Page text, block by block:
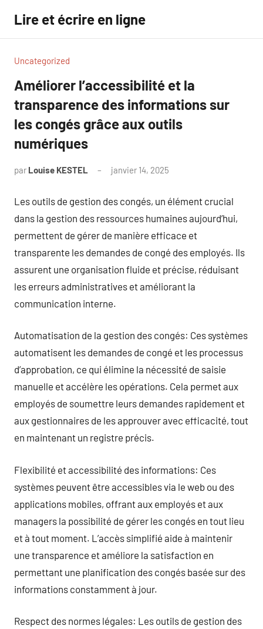
contenu
Lire et écrire en ligne
Uncategorized
Améliorer l’accessibilité et la
transparence des informations sur
les congés grâce aux outils
numériques
par Louise KESTEL janvier 14, 2025
Les outils de gestion des congés, un élément crucial
dans la gestion des ressources humaines aujourd’hui,
permettent de gérer de manière efficace et
transparente les demandes de congé des employés. Ils
assurent une organisation fluide et précise, réduisant
les erreurs administratives et améliorant la
communication interne.
Automatisation de la gestion des congés: Ces systèmes
automatisent les demandes de congé et les processus
d’approbation, ce qui élimine la nécessité de saisie
manuelle et accélère les opérations. Cela permet aux
employés de soumettre leurs demandes rapidement et
aux gestionnaires de les approuver avec efficacité, tout
en maintenant un registre précis.
Flexibilité et accessibilité des informations: Ces
systèmes peuvent être accessibles via le web ou des
applications mobiles, offrant aux employés et aux
managers la possibilité de gérer les congés en tout lieu
et à tout moment. L’accès simplifié aide à maintenir
une transparence et améliore la satisfaction en
permettant une planification des congés basée sur des
informations constamment à jour.
Respect des normes légales: Les outils de gestion des